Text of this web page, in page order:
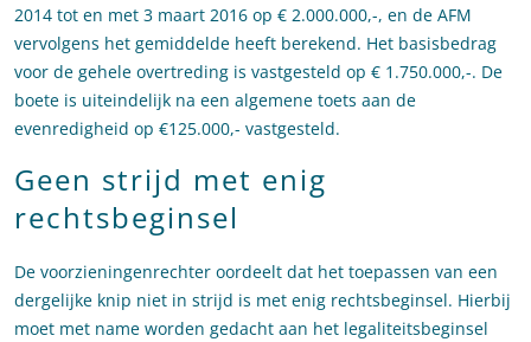
2014 tot en met 3 maart 2016 op € 2.000.000,-, en de AFM
vervolgens het gemiddelde heeft berekend. Het basisbedrag
voor de gehele overtreding is vastgesteld op € 1.750.000,-. De
boete is uiteindelijk na een algemene toets aan de
evenredigheid op €125.000,- vastgesteld.
Geen strijd met enig
rechtsbeginsel
De voorzieningenrechter oordeelt dat het toepassen van een
dergelijke knip niet in strijd is met enig rechtsbeginsel. Hierbij
moet met name worden gedacht aan het legaliteitsbeginsel